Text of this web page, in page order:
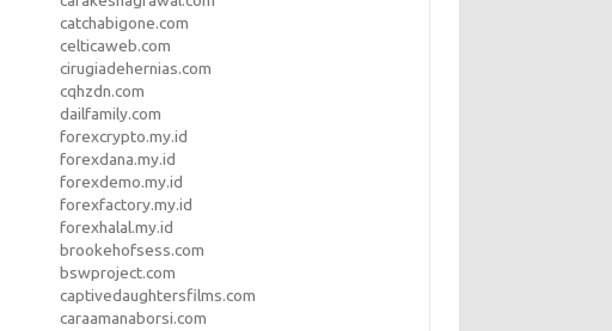
catchabigone.com
celticaweb.com
cirugiadehernias.com
cqhzdn.com
dailfamily.com
forexcrypto.my.id
forexdana.my.id
forexdemo.my.id
forexfactory.my.id
forexhalal.my.id
brookehofsess.com
bswproject.com
captivedaughtersfilms.com
caraamanaborsi.com